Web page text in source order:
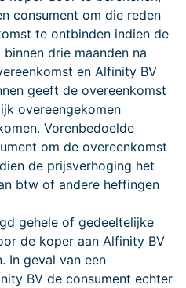
consument om die reden
te ontbinden indien de
drie maanden na
en Alfinity BV
geeft de overeenkomst
overeengekomen
Vorenbedoelde
om de overeenkomst
de prijsverhoging het
btw of andere heffingen
gehele of gedeeltelijke
de koper aan Alfinity BV
In geval van een
BV de consument echter